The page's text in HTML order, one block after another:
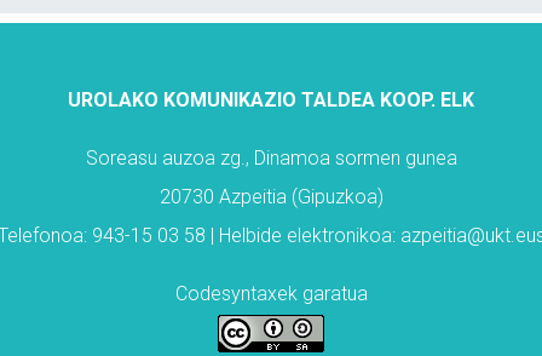
UROLAKO KOMUNIKAZIO TALDEA KOOP. ELK
Soreasu auzoa zg., Dinamoa sormen gunea
20730 Azpeitia (Gipuzkoa)
943-15 03 58 | Helbide elektronikoa:
Codesyntaxek garatua